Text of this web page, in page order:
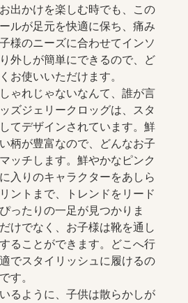
出かけを楽しむ時でも、この
ルが足元を快適に保ち、痛み
様のニーズに合わせてインソ
外しが簡単にできるので、ど
お使いいただけます。
ゃれじゃないなんて、誰が言
ズジェリークロッグは、スタ
てデザインされています。鮮
柄が豊富なので、どんなお子
ッチします。鮮やかなピンク
入りのキャラクターをあしら
ントまで、トレンドをリード
ったりの一足が見つかりま
けでなく、お子様は靴を通し
ることができます。どこへ行
でスタイリッシュに履けるの
す。
るように、子供は散らかしが